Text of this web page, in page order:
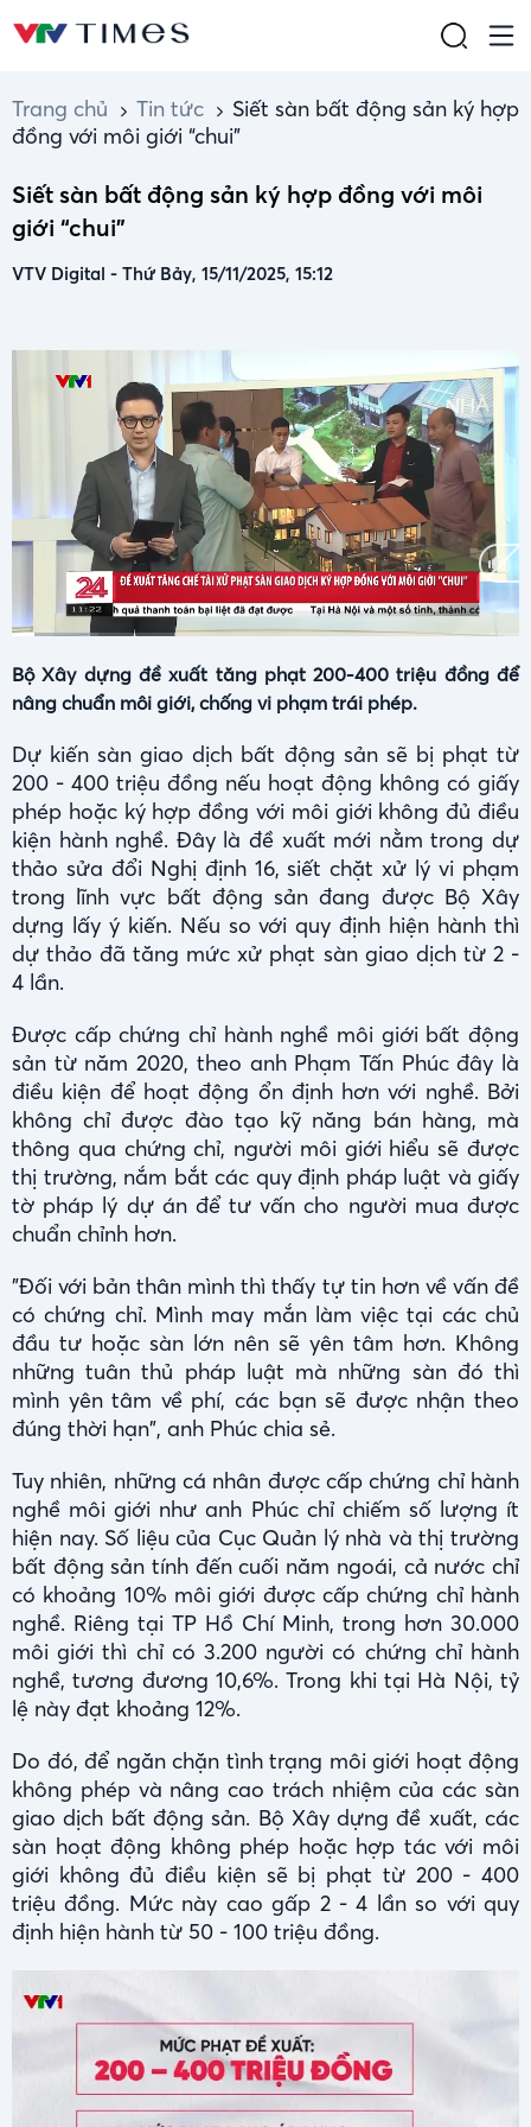
Trang chủ Tin tức
Siết sàn bất động sản ký hợp
đồng với môi giới “chui”
Siết sàn bất động sản ký hợp đồng với môi
giới “chui”
VTV Digital - Thứ Bảy, 15/11/2025, 15:12
Time
Bộ Xây dựng đề xuất tăng phạt 200-400 triệu đồng để
nâng chuẩn môi giới, chống vi phạm trái phép.
Dự kiến sàn giao dịch bất động sản sẽ bị phạt từ
200 - 400 triệu đồng nếu hoạt động không có giấy
phép hoặc ký hợp đồng với môi giới không đủ điều
kiện hành nghề. Đây là đề xuất mới nằm trong dự
thảo sửa đổi Nghị định 16, siết chặt xử lý vi phạm
trong lĩnh vực bất động sản đang được Bộ Xây
dựng lấy ý kiến. Nếu so với quy định hiện hành thì
dự thảo đã tăng mức xử phạt sàn giao dịch từ 2 -
4 lần.
Được cấp chứng chỉ hành nghề môi giới bất động
sản từ năm 2020, theo anh Phạm Tấn Phúc đây là
điều kiện để hoạt động ổn định hơn với nghề. Bởi
không chỉ được đào tạo kỹ năng bán hàng, mà
thông qua chứng chỉ, người môi giới hiểu sẽ được
thị trường, nắm bắt các quy định pháp luật và giấy
tờ pháp lý dự án để tư vấn cho người mua được
chuẩn chỉnh hơn.
"Đối với bản thân mình thì thấy tự tin hơn về vấn đề
có chứng chỉ. Mình may mắn làm việc tại các chủ
đầu tư hoặc sàn lớn nên sẽ yên tâm hơn. Không
những tuân thủ pháp luật mà những sàn đó thì
mình yên tâm về phí, các bạn sẽ được nhận theo
đúng thời hạn", anh Phúc chia sẻ.
Tuy nhiên, những cá nhân được cấp chứng chỉ hành
nghề môi giới như anh Phúc chỉ chiếm số lượng ít
hiện nay. Số liệu của Cục Quản lý nhà và thị trường
bất động sản tính đến cuối năm ngoái, cả nước chỉ
có khoảng 10% môi giới được cấp chứng chỉ hành
nghề. Riêng tại TP Hồ Chí Minh, trong hơn 30.000
môi giới thì chỉ có 3.200 người có chứng chỉ hành
nghề, tương đương 10,6%. Trong khi tại Hà Nội, tỷ
lệ này đạt khoảng 12%.
Do đó, để ngăn chặn tình trạng môi giới hoạt động
không phép và nâng cao trách nhiệm của các sàn
giao dịch bất động sản. Bộ Xây dựng đề xuất, các
sàn hoạt động không phép hoặc hợp tác với môi
giới không đủ điều kiện sẽ bị phạt từ 200 - 400
triệu đồng. Mức này cao gấp 2 - 4 lần so với quy
định hiện hành từ 50 - 100 triệu đồng.